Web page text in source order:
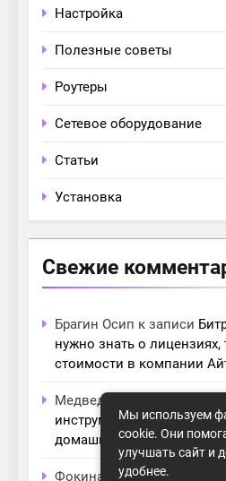
Настройка
Полезные советы
Роутеры
Сетевое оборудование
Статьи
Установка
Свежие
Брагин Осип к записи
нужно знать о лицензиях,
стоимости в компании
Медведева Амалия
инструменты для
домашних условиях
Фокина Невак записи
Мы используем
cookie. Они
улучшать сайт и
удобнее.